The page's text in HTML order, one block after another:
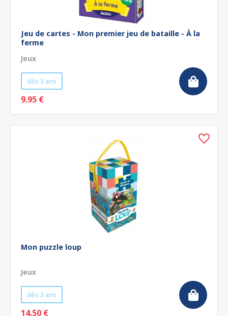
Jeu de cartes - Mon premier jeu de bataille - À la
ferme
Jeux
dès 3 ans
9.95 €
Mon puzzle loup
Jeux
dès 3 ans
14.50 €